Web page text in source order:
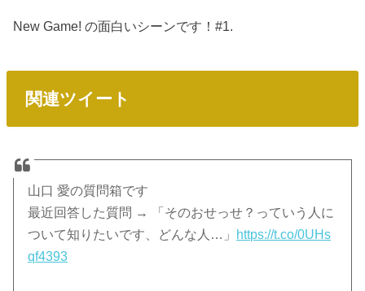
New Game! の面白いシーンです！#1.
関連ツイート
山口 愛の質問箱です
最近回答した質問 → 「そのおせっせ？っていう人に
ついて知りたいです、どんな人…」
https://t.co/0UHs
qf4393